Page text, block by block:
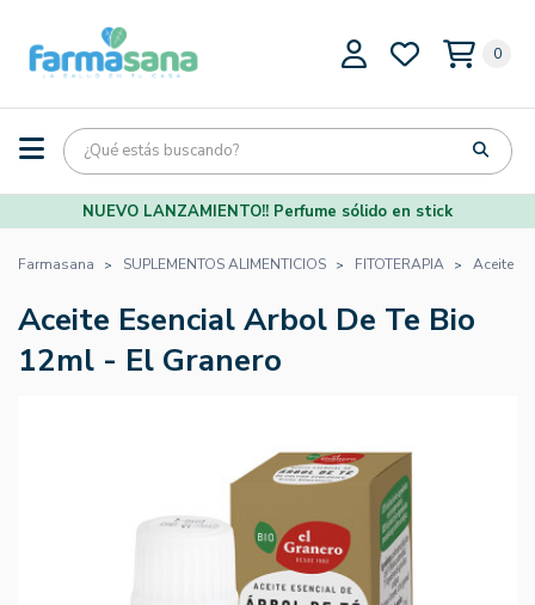
0
NUEVO LANZAMIENTO!! Perfume sólido en stick
Farmasana SUPLEMENTOS ALIMENTICIOS FITOTERAPIA Aceite
Aceite Esencial Arbol De Te Bio
12ml - El Granero